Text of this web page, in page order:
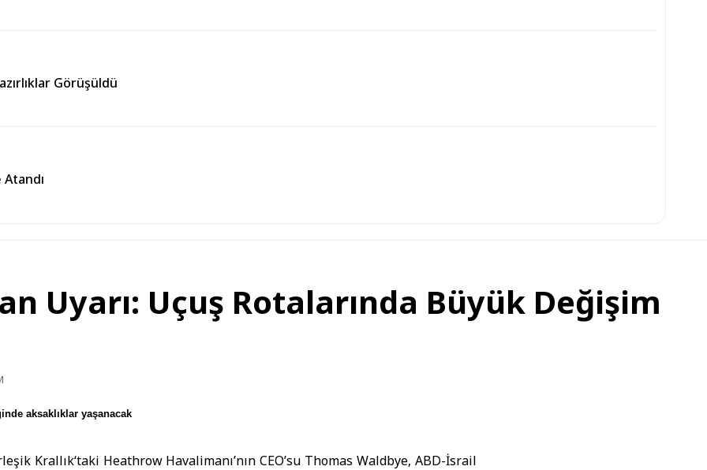
Görüşüldü
Uyarı: Uçuş Rotalarında Büyük Değişim
aksaklıklar yaşanacak
Krallık‘taki Heathrow Havalimanı’nın CEO’su Thomas Waldbye,ABD-İsrail